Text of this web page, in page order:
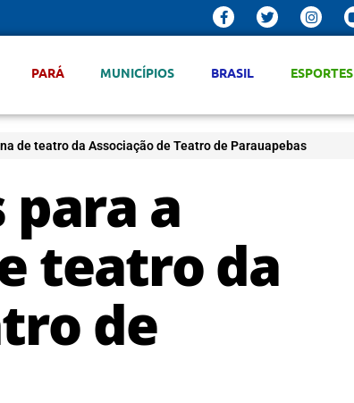
PARÁ MUNICÍPIOS BRASIL ESPORTES
de teatro da Associação de Teatro de Parauapebas
para a
teatro da
de